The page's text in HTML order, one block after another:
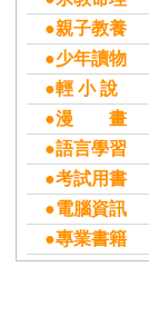
●親子教養
●少年讀物
●輕 小 說
●漫 畫
●語言學習
●考試用書
●電腦資訊
●專業書籍